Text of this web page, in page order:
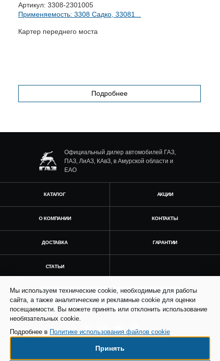
Артикул: 3308-2301005
Применяемость: 3308 Садко, 33081...
Картер переднего моста
Подробнее
Официальный дилер автомобилей ГАЗ,
ПАЗ, ЛиАЗ, КАвЗ, в Амурской области и
ЕАО
КАТАЛОГ АКЦИИ
О КОМПАНИИ КОНТАКТЫ
ДОСТАВКА ГАРАНТИИ
СТАТЬИ
Получить консультацию
© Все права защищены. Информация сайта
Мы используем технические cookie, необходимые для работы
сайта, а также аналитические и рекламные cookie для оценки
посещаемости. Вы можете принять или отклонить использование
необязательных cookie.
Подробнее в Политике использования файлов cookie
Принять